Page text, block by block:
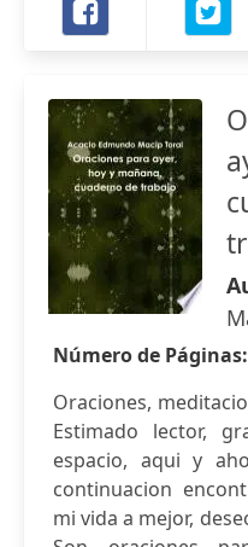
Número de Páginas:
Oraciones,
Estimado lector,
espacio, aqui y
continuacion
mi vida a mejor,